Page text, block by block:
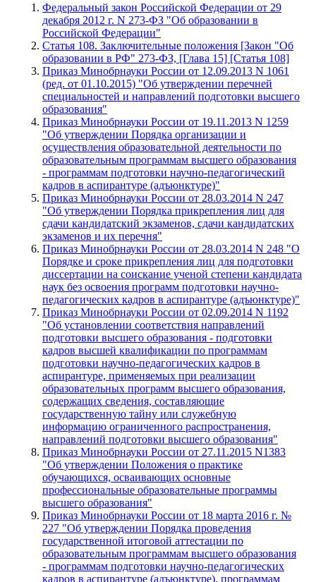
Федеральный закон Российской Федерации от 29
декабря 2012 г. N 273-ФЗ "Об образовании в
Российской Федерации"
Статья 108. Заключительные положения [Закон "Об
образовании в РФ" 273-ФЗ, [Глава 15] [Статья 108]
Приказ Минобрнауки России от 12.09.2013 N 1061
(ред. от 01.10.2015) "Об утверждении перечней
специальностей и направлений подготовки высшего
образования"
Приказ Минобрнауки России от 19.11.2013 N 1259
"Об утверждении Порядка организации и
осуществления образовательной деятельности по
образовательным программам высшего образования
- программам подготовки научно-педагогический
кадров в аспирантуре (адъюнктуре)"
Приказ Минобрнауки России от 28.03.2014 N 247
"Об утверждении Порядка прикрепления лиц для
сдачи кандидатский экзаменов, сдачи кандидатских
экзаменов и их перечня"
Приказ Минобрнауки России от 28.03.2014 N 248 "О
Порядке и сроке прикрепления лиц для подготовки
диссертации на соискание ученой степени кандидата
наук без освоения программ подготовки научно-
педагогических кадров в аспирантуре (адъюнктуре)"
Приказ Минобрнауки России от 02.09.2014 N 1192
"Об установлении соответствия направлений
подготовки высшего образования - подготовки
кадров высшей квалификации по программам
подготовки научно-педагогических кадров в
аспирантуре, применяемых при реализации
образовательных программ высшего образования,
содержащих сведения, составляющие
государственную тайну или служебную
информацию ограниченного распространения,
направлений подготовки высшего образования"
Приказ Минобрнауки России от 27.11.2015 N1383
"Об утверждении Положения о практике
обучающихся, осваивающих основные
профессиональные образовательные программы
высшего образования"
Приказ Минобрнауки России от 18 марта 2016 г. №
227 "Об утверждении Порядка проведения
государственной итоговой аттестации по
образовательным программам высшего образования
- программам подготовки научно-педагогических
кадров в аспирантуре (адъюнктуре), программам